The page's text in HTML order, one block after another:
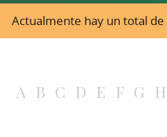
Actualmente hay un total de
A B C D E F G H